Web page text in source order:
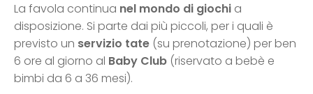
La favola continua nel mondo di giochi a
disposizione. Si parte dai più piccoli, per i quali è
previsto un servizio tate (su prenotazione) per ben
6 ore al giorno al Baby Club (riservato a bebè e
bimbi da 6 a 36 mesi).